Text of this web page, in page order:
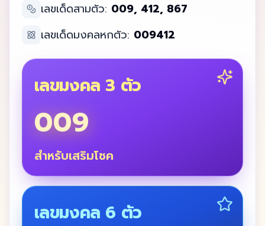
เลขเด็ดสามตัว: 009, 412, 867
เลขเด็ดมงคลหกตัว: 009412
เลขมงคล 3 ตัว
009
สำหรับเสริมโชค
เลขมงคล 6 ตัว